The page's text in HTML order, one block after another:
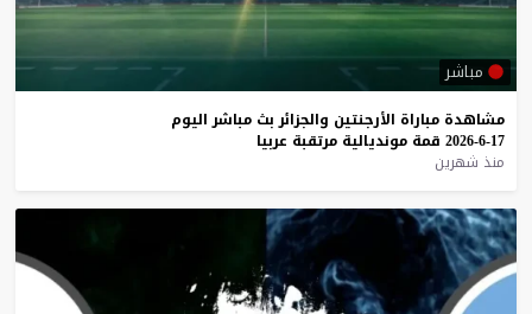
مباشر
مشاهدة مباراة الأرجنتين والجزائر بث مباشر اليوم
17-6-2026
قمة مونديالية مرتقبة عربيا
منذ شهرين